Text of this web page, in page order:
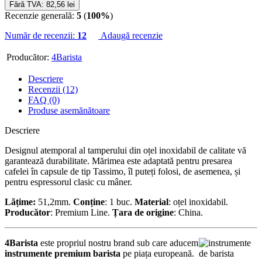
Fără TVA: 82,56 lei
Recenzie generală: 5 (100%)
Număr de recenzii: 12 Adaugă recenzie
Producător: 4Barista
Descriere
Recenzii (12)
FAQ (0)
Produse asemănătoare
Descriere
Designul atemporal al tamperului din oțel inoxidabil de calitate vă
garantează durabilitate. Mărimea este adaptată pentru presarea
cafelei în capsule de tip Tassimo, îl puteți folosi, de asemenea, și
pentru espressorul clasic cu mâner.
Lățime: 51,2mm. Conține: 1 buc. Material: oțel inoxidabil.
Producător: Premium Line. Țara de origine: China.
4Barista este propriul nostru brand sub care aducem
instrumente premium barista pe piața europeană.